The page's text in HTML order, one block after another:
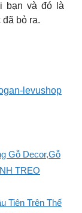
bạn và đó là
bỏ ra.
levushop
Gỗ Decor,Gỗ
TREO
Tiên Trên Thế